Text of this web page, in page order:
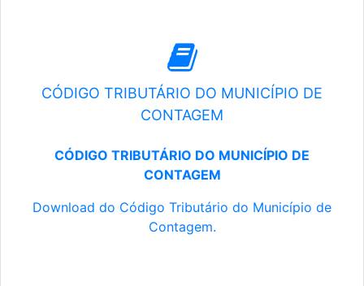
CÓDIGO TRIBUTÁRIO DO MUNICÍPIO DE
CONTAGEM
CÓDIGO TRIBUTÁRIO DO MUNICÍPIO DE
CONTAGEM
Download do Código Tributário do Município de
Contagem.